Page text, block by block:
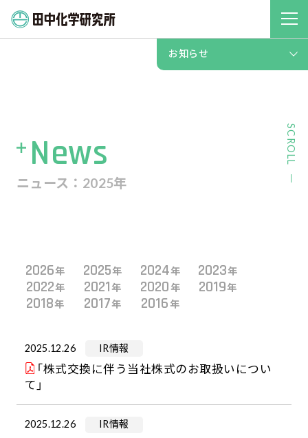
SCROLL
お知らせ
News
ニュース：2025年
2026年 2025年 2024年 2023年
2022年 2021 年 2020 年 2019年
2018年 2017年 2016 年
2025.12.26 IR情報
「株式交換に伴う当社株式のお取扱いについ
て」
2025.12.26 IR情報